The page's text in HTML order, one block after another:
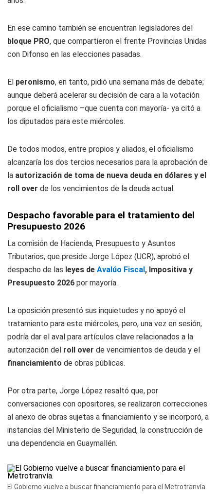
En ese camino también se encuentran legisladores del
bloque PRO, que compartieron el frente Provincias Unidas
con Difonso en las elecciones pasadas.
El peronismo, en tanto, pidió una semana más de debate;
aunque deberá acelerar su decisión de cara a la votación
porque el oficialismo –que cuenta con mayoría- ya citó a
los diputados para este miércoles.
De todos modos, entre propios y aliados, el oficialismo
alcanzaría los dos tercios necesarios para la aprobación de
la autorización de toma de nueva deuda en dólares y el
roll over de los vencimientos de la deuda actual.
Despacho favorable para el tratamiento del
Presupuesto 2026
La comisión de Hacienda, Presupuesto y Asuntos
Tributarios, que preside Jorge López (UCR), aprobó el
despacho de las leyes de Avalúo Fiscal, Impositiva y
Presupuesto 2026 por mayoría.
La oposición presentó sus inquietudes y no apoyó el
tratamiento para este miércoles, pero, una vez en sesión,
podría dar el aval para artículos clave relacionados a la
autorización del roll over de vencimientos de deuda y el
financiamiento de obras públicas.
Por otra parte, Jorge López resaltó que, por
conversaciones con opositores, se realizaron correcciones
al anexo de obras sujetas a financiamiento y se incorporó, a
instancias del Ministerio de Seguridad, la construcción de
una dependencia en Guaymallén.
El Gobierno vuelve a buscar financiamiento para el Metrotranvía.